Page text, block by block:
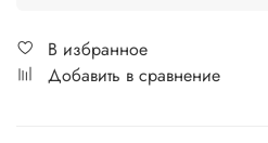
В избранное
Добавить в сравнение